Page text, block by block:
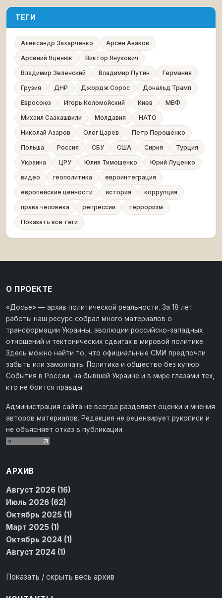
ТЕГИ
Александр Захарченко
Арсен Аваков
Арсений Яценюк
Виктор Янукович
Владимир Зеленский
Владимир Путин
Германия
Грузия
ДНР Джордж Сорос
Дональд Трамп
Евросоюз
Игорь Коломойский Киев
МВФ
Михаил Саакашвили
Молдавия
НАТО
Николай Азаров
Олег Царев
Петр Порошенко
Польша
Россия СБУ США Сирия
Турция
Украина
ЦРУ Юлия Тимошенко
Юрий Луценко
видео
геополитика
евроинтеграция
европейские ценности
история
коррупция
права человека
репрессии
терроризм
Показать все теги
О ПРОЕКТЕ
«Досье» — архив политической реальности. За 18 лет
работы наш ресурс собрал много материалов о
трансформации Украины, эволюции российско-западных
отношений и тектонических сдвигах в мировой политике.
Здесь можно найти то, что официальные СМИ предпочли
забыть или замолчать. Политика и общество без купюр.
События в России, на бывшей Украине и в мире глазами тех,
кто не боится правды.
Администрация сайта не всегда разделяет оценки и мнения
авторов материалов. Редакция не рецензирует рукописи и
не объясняет отказ в публикации.
АРХИВ
Август 2026 (16)
Июль 2026 (62)
Октябрь 2025 (1)
Март 2025 (1)
Октябрь 2024 (1)
Август 2024 (1)
Показать / скрыть весь архив